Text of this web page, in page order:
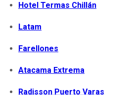
Hotel Termas Chillán
Latam
Farellones
Atacama Extrema
Radisson Puerto Varas